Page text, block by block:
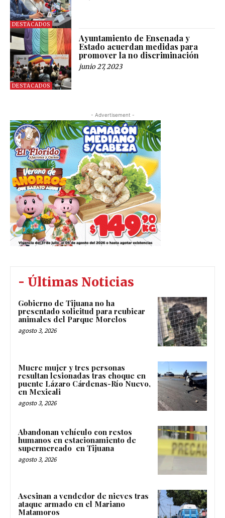
DESTACADOS
DESTACADOS
Ayuntamiento de Ensenada y
Estado acuerdan medidas para
promover la no discriminación
junio 27, 2023
- Advertisement -
- Últimas Noticias
Gobierno de Tijuana no ha
presentado solicitud para reubicar
animales del Parque Morelos
agosto 3, 2026
Muere mujer y tres personas
resultan lesionadas tras choque en
puente Lázaro Cárdenas-Río Nuevo,
en Mexicali
agosto 3, 2026
Abandonan vehículo con restos
humanos en estacionamiento de
supermercado en Tijuana
agosto 3, 2026
Asesinan a vendedor de nieves tras
ataque armado en el Mariano
Matamoros